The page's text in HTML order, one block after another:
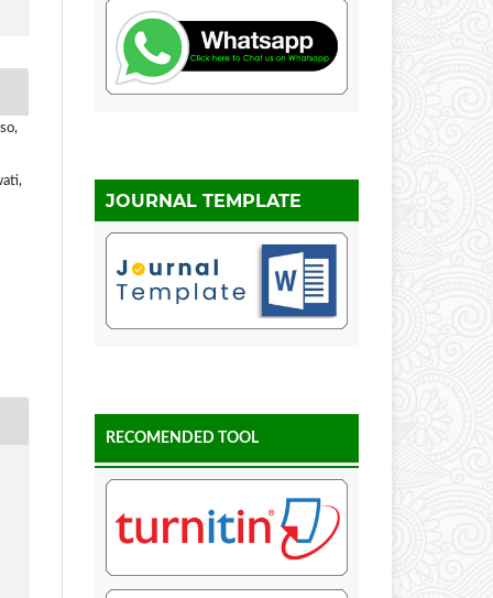
JOURNAL TEMPLATE
RECOMENDED TOOL